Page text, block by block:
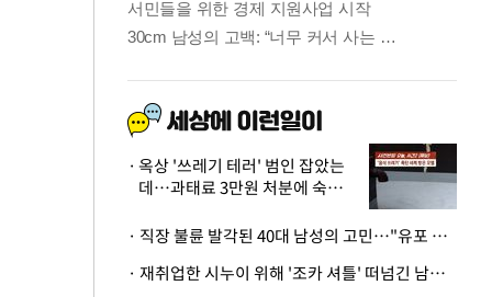
옥상 '쓰레기 테러' 범인 잡았는
데…과태료 3만원 처분에 숙박업
· 직장 불륜 발각된 40대 남성의 고민…"유포 동료 명예훼손·협박죄 고소 가능할까"
· 재취업한 시누이 위해 '조카 셔틀' 떠넘긴 남편…아내 "난 못한다"